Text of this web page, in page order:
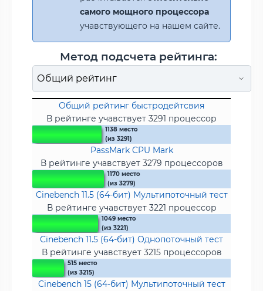
самого мощного процессора
учавствующего на нашем сайте.
Метод подсчета рейтинга:
Общий рейтинг быстродейтсвия
В рейтинге учавствует 3291 процессор
1138 место
(из 3291)
PassMark CPU Mark
В рейтинге учавствует 3279 процессоров
1170 место
(из 3279)
Cinebench 11.5 (64-бит) Мультипоточный тест
В рейтинге учавствует 3221 процессор
1049 место
(из 3221)
Cinebench 11.5 (64-бит) Однопоточный тест
В рейтинге учавствует 3215 процессоров
515 место
(из 3215)
Cinebench 15 (64-бит) Мультипоточный тест